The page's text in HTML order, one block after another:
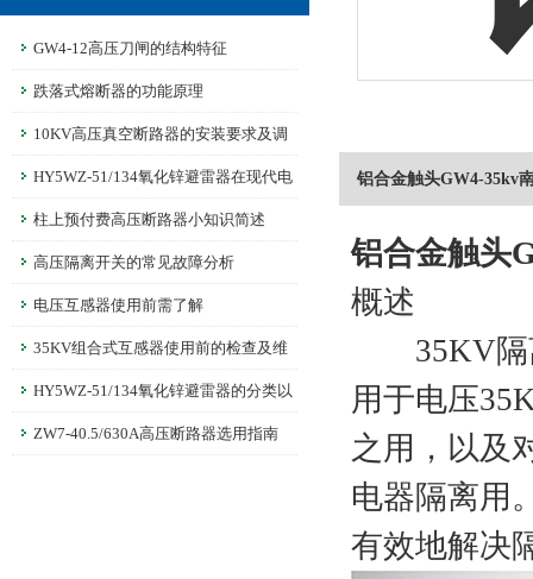
GW4-12高压刀闸的结构特征
跌落式熔断器的功能原理
10KV高压真空断路器的安装要求及调
整 HY5WZ-51/134氧化锌避雷器在现代电
网中的关键角色：防雷击、过电压保护技
术探讨
柱上预付费高压断路器小知识简述
高压隔离开关的常见故障分析
电压互感器使用前需了解
35KV组合式互感器使用前的检查及维
护 HY5WZ-51/134氧化锌避雷器的分类以
及试验操作方法
ZW7-40.5/630A高压断路器选用指南
铝合金触头GW4-35kv
铝合金触头
概述
35KV隔离
用于电压
之用，以及
电器隔离用
有效地解决